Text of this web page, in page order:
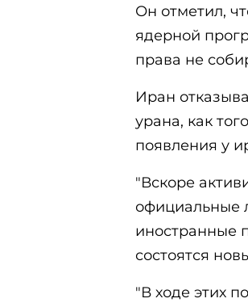
Он отметил,
ядерной
права не
Иран
урана, как
появления у
"Вскоре
официальные
иностранные
состоятся
"В ходе этих